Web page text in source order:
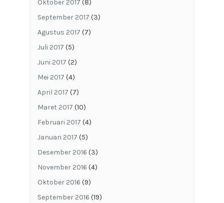
Oktober 2017 (8)
September 2017 (3)
Agustus 2017 (7)
Juli 2017 (5)
Juni 2017 (2)
Mei 2017 (4)
April 2017 (7)
Maret 2017 (10)
Februari 2017 (4)
Januari 2017 (5)
Desember 2016 (3)
November 2016 (4)
Oktober 2016 (9)
September 2016 (19)